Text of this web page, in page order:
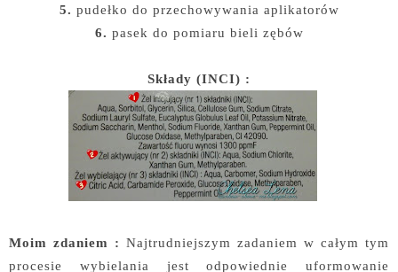
5. pudełko do przechowywania aplikatorów
6. pasek do pomiaru bieli zębów
Składy (INCI) :
Moim zdaniem : Najtrudniejszym zadaniem w całym tym
procesie wybielania jest odpowiednie uformowanie